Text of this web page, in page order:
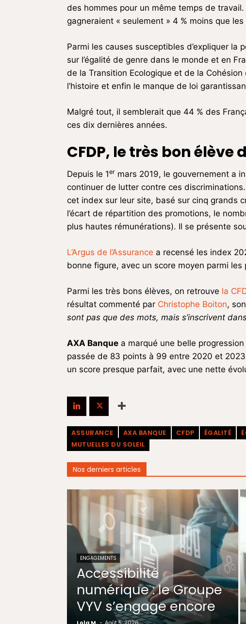
des hommes pour un même temps de
gagneraient « seulement » 4 % moins que les
Parmi les causes susceptibles d’expliquer la
sur l’égalité de genre dans le monde et en
de la Transition Ecologique et de la
l’histoire et enfin le manque de loi
Malgré tout, il semblerait que 44 % des
ces dix dernières années.
CFDP, le très bon
Depuis le 1er mars 2019, le gouvernement a
continuer de lutter contre ces
cet index sur leur site, basé sur cinq grands
l’écart de répartition des promotions, le
plus hautes rémunérations). Il se présente
L’Argus de l’Assurance a recensé les index
bonne figure, avec un score moyen parmi
Parmi les très bons élèves, on retrouve la
résultat commenté par Christophe Boiton,
sont pas que des mots, mais s’inscrivent
AXA Banque a marqué une belle
passée de 83 points à 99 entre 2020 et
un score presque parfait, avec une nette
ASSURANCE AXA BANQUE CFDP ÉGALITÉ
MUTUELLES DU SOLEIL
Nos derniers articles
ENGAGEMENTS
Accessibilité
numérique : le Groupe
VYV s’engage encore